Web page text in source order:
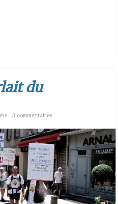
du
3 commentaires